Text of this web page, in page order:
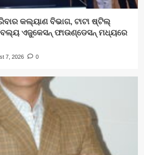
କଲ୍ୟାଣ ବିଭାଗ, ଟାଟା ଷ୍ଟିଲ୍
ଏଜୁକେସନ୍ ଫାଉଣ୍ଡେସନ୍ ମଧ୍ୟରେ
7, 2026 0